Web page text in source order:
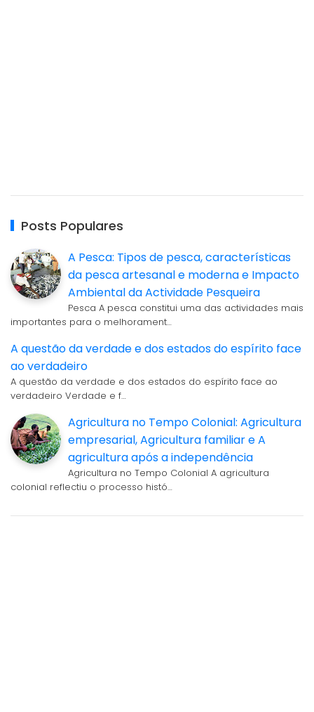
Posts Populares
A Pesca: Tipos de pesca, características
da pesca artesanal e moderna e Impacto
Ambiental da Actividade Pesqueira
Pesca A pesca constitui uma das actividades mais
importantes para o melhorament…
A questão da verdade e dos estados do espírito face
ao verdadeiro
A questão da verdade e dos estados do espírito face ao
verdadeiro Verdade e f…
Agricultura no Tempo Colonial: Agricultura
empresarial, Agricultura familiar e A
agricultura após a independência
Agricultura no Tempo Colonial A agricultura
colonial reflectiu o processo histó…